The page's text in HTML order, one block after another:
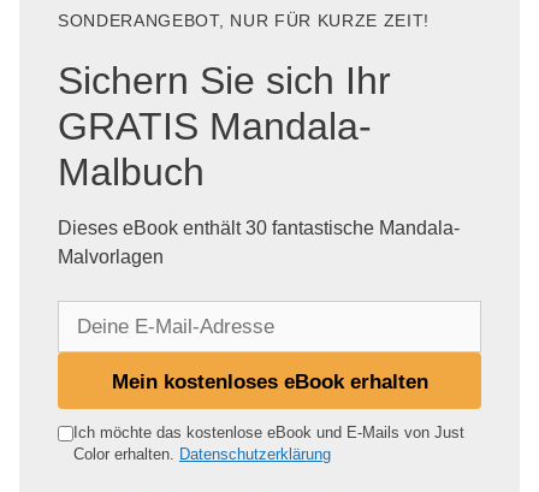
SONDERANGEBOT, NUR FÜR KURZE ZEIT!
Sichern Sie sich Ihr
GRATIS Mandala-
Malbuch
Dieses eBook enthält 30 fantastische Mandala-
Malvorlagen
e
Mein kostenloses eBook erhalten
Ich möchte das kostenlose eBook und E-Mails von Just
Color erhalten. Datenschutzerklärung